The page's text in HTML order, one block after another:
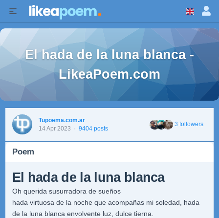
El hada de la luna blanca -
LikeaPoem.com
Tupoema.com.ar
14 Apr 2023 · 9404 posts
3 followers
Poem
El hada de la luna blanca
Oh querida susurradora de sueños
hada virtuosa de la noche que acompañas mi soledad, hada
de la luna blanca envolvente luz, dulce tierna.